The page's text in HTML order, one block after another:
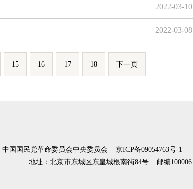
2022-03-10
2022-03-08
15 16 17 18 下一页
中国国民党革命委员会中央委员会 京ICP备09054763号-1
地址：北京市东城区东皇城根南街84号 邮编100006